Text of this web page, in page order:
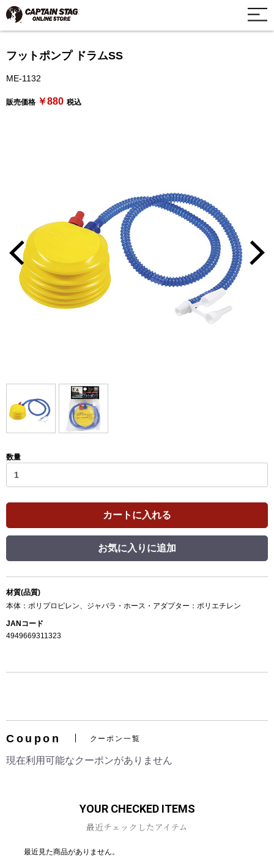
フットポンプ ドラムSS
ME-1132
販売価格 ￥880 税込
数量
カートに入れる
お買い物を続ける
お気に入りに追加
材質(品質)
本体：ポリプロピレン、ジャバラ・ホース・アダプター：ポリエチレン
JANコード
4949669311323
Coupon クーポン一覧
現在利用可能なクーポンがありません
YOUR CHECKED ITEMS
最近チェックしたアイテム
最近見た商品がありません。